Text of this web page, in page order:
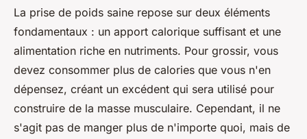
La prise de poids saine repose sur deux éléments
fondamentaux : un apport calorique suffisant et une
alimentation riche en nutriments. Pour grossir, vous
devez consommer plus de calories que vous n'en
dépensez, créant un excédent qui sera utilisé pour
construire de la masse musculaire. Cependant, il ne
s'agit pas de manger plus de n'importe quoi, mais de